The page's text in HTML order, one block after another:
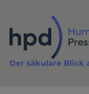
Inhalt
Der säkulare Blick